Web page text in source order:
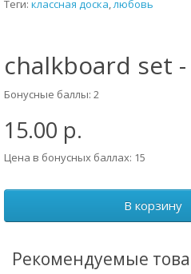
Теги: классная доска,любовь
chalkboard set
Бонусные баллы: 2
15.00 р.
Цена в бонусных баллах: 15
В корзину
Рекомендуемые